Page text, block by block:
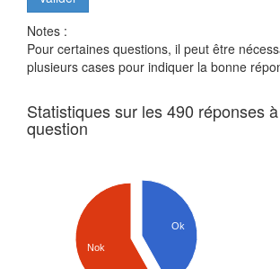
Notes :
Pour certaines questions, il peut être
plusieurs cases pour indiquer la bonne
Statistiques sur les 490 réponses
question
Ok
Nok